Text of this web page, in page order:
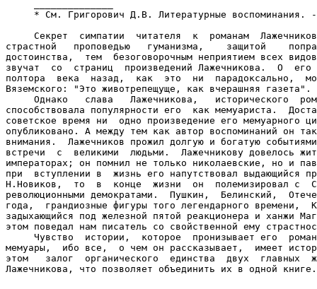
* См. Григорович Д.В. Литературные воспоминания.
Секрет  симпатии  читателя  к  романам
страстной   проповедью   гуманизма,    защитой
достоинства,  тем  безоговорочным неприятием всех
звучат  со  страниц  произведений Лажечникова.  О  его
полтора  века  назад,  как  это  ни  парадоксально,
Вяземского: "Это животрепещуще, как вчерашняя газета".
Однако   слава   Лажечникова,   исторического
способствовала популярности его  как мемуариста.
советское время ни  одно произведение его мемуарного
опубликовано. А между тем как автор воспоминаний он
внимания.  Лажечников прожил долгую и богатую
встречи  с  великими  людьми.  Лажечникову довелось
императорах; он помнил не только николаевские, но и
при  вступлении в  жизнь его напутствовал выдающийся
Н.Новиков,  то  в  конце  жизни  он  полемизировал с
революционными демократами.  Пушкин,  Белинский,
года,  грандиозные фигуры того легендарного времени,
задыхающийся под железной пятой реакционера и ханжи
этом поведал нам писатель со свойственной ему
Чувство  истории,  которое  пронизывает его
мемуары,  ибо все,  о чем он рассказывает,  имеет
этом   залог  органического  единства  двух  главных
Лажечникова, что позволяет объединить их в одной книге.